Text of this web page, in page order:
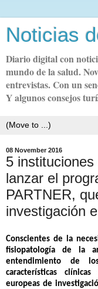
Noticias
Diario digital con
mundo de la salud.
entrevistas. Con un
Y algunos consejos
08 November 2016
5
lanzar el
PARTNER,
investigación
Conscientes de la
fisiopatología de la
entendimiento de
características
europeas de